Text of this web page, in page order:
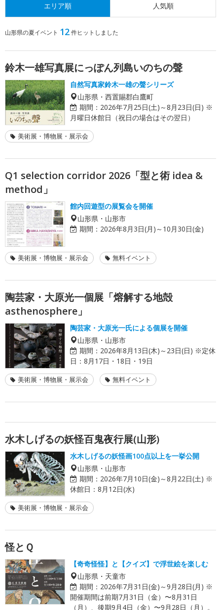
エリア順 人気順
山形県の夏イベント 12件ヒットしました
鈴木一雄写真展にっぽん列島いのちの聲
自然写真家鈴木一雄の聲シリーズ
山形県・西置賜郡白鷹町
期間： 2026年7月25日(土)～8月23日(日) ※
月曜日休館日（祝日の場合はその翌日）
美術展・博物展・展示会
Q1 selection corridor 2026「型と術 idea &
method」
館内回遊型の展覧会を開催
山形県・山形市
期間： 2026年8月3日(月)～10月30日(金)
美術展・博物展・展示会 無料イベント
陶芸家・大原光一個展「熔解する地殻
asthenosphere」
陶芸家・大原光一氏による個展を開催
山形県・山形市
期間： 2026年8月13日(木)～23日(日) ※定休
日：8月17日・18日・19日
美術展・博物展・展示会 無料イベント
水木しげるの妖怪百鬼夜行展(山形)
水木しげるの妖怪画100点以上を一挙公開
山形県・山形市
期間： 2026年7月10日(金)～8月22日(土) ※
休館日：8月12日(水)
美術展・博物展・展示会
怪とＱ
【奇奇怪怪】と【クイズ】で浮世絵を楽しむ
山形県・天童市
期間： 2026年7月31日(金)～9月28日(月) ※
開催期間は前期7月31日（金）〜8月31日
（月）、後期9月4日（金）〜9月28日（月）。